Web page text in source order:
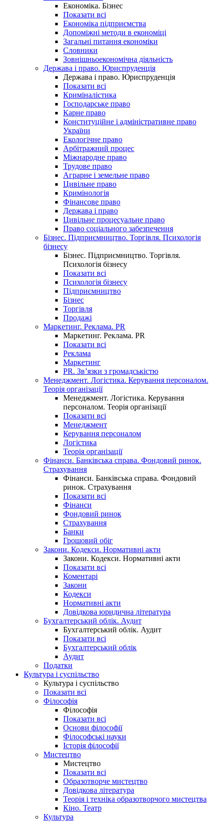
Економіка. Бізнес
Показати всі
Економіка підприємства
Допоміжні методи в економіці
Загальні питання економіки
Словники
Зовнішньоекономічна діяльність
Держава і право. Юриспруденція
Держава і право. Юриспруденція
Показати всі
Криміналістика
Господарське право
Карне право
Конституційне і адміністративне право
України
Екологічне право
Арбітражний процес
Міжнародне право
Трудове право
Аграрне і земельне право
Цивільне право
Кримінологія
Фінансове право
Держава і право
Цивільне процесуальне право
Право соціального забезпечення
Бізнес. Підприємництво. Торгівля. Психологія
бізнесу
Бізнес. Підприємництво. Торгівля.
Психологія бізнесу
Показати всі
Психологія бізнесу
Підприємництво
Бізнес
Торгівля
Продажі
Маркетинг. Реклама. PR
Маркетинг. Реклама. PR
Показати всі
Реклама
Маркетинг
PR. Зв’язки з громадськістю
Менеджмент. Логістика. Керування персоналом.
Теорія організації
Менеджмент. Логістика. Керування
персоналом. Теорія організації
Показати всі
Менеджмент
Керування персоналом
Логістика
Теорія організації
Фінанси. Банківська справа. Фондовий ринок.
Страхування
Фінанси. Банківська справа. Фондовий
ринок. Страхування
Показати всі
Фінанси
Фондовий ринок
Страхування
Банки
Грошовий обіг
Закони. Кодекси. Нормативні акти
Закони. Кодекси. Нормативні акти
Показати всі
Коментарі
Закони
Кодекси
Нормативні акти
Довідкова юридична література
Бухгалтерський облік. Аудит
Бухгалтерський облік. Аудит
Показати всі
Бухгалтерський облік
Аудит
Податки
Культура і суспільство
Культура і суспільство
Показати всі
Філософія
Філософія
Показати всі
Основи філософії
Філософські науки
Історія філософії
Мистецтво
Мистецтво
Показати всі
Образотворче мистецтво
Довідкова література
Теорія і техніка образотворчого мистецтва
Кіно. Театр
Культура